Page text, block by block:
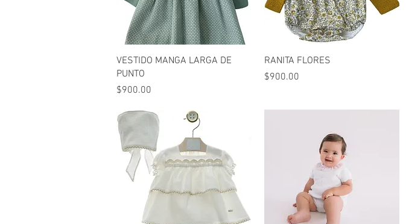
Vista rápida
VESTIDO MANGA LARGA DE
PUNTO
Precio
$900.00
Vista rápida
RANITA FLORES
Precio
$900.00